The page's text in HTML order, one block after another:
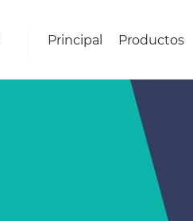
Principal Productos